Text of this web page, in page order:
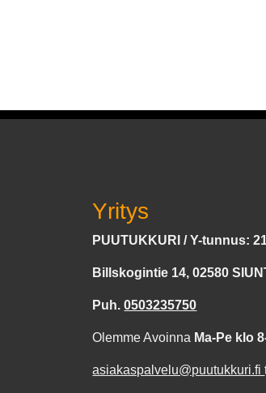
Yritys
PUUTUKKURI / Y-tunnus:
Billskogintie 14, 02580
Puh.0503235750
Olemme Avoinna Ma-Pe klo
asiakaspalvelu@puutukkuri.fi